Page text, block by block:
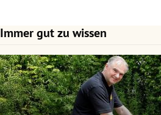
Immer gut zu wissen
Slide 1 von 7